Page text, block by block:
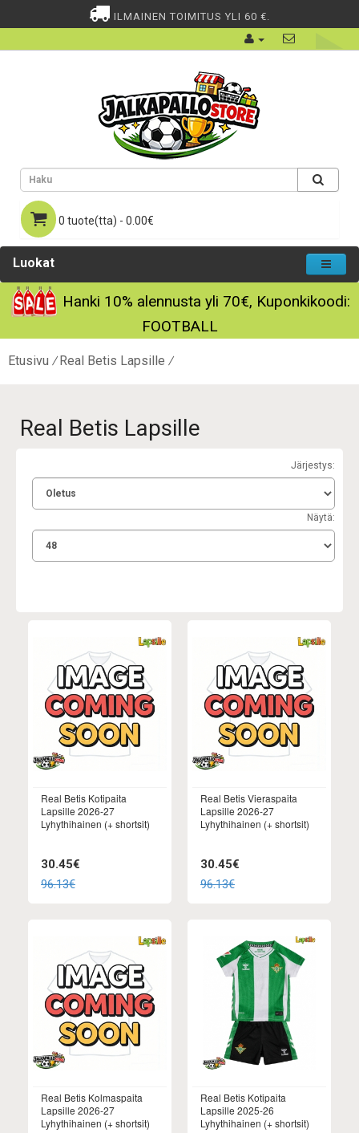
ILMAINEN TOIMITUS YLI 60 €.
0 tuote(tta) - 0.00€
Luokat
Hanki 10% alennusta yli 70€, Kuponkikoodi:
FOOTBALL
Etusivu Real Betis Lapsille
Real Betis Lapsille
Järjestys:
Näytä:
Real Betis Kotipaita
Lapsille 2026-27
Lyhythihainen (+ shortsit)
30.45€
96.13€
Real Betis Vieraspaita
Lapsille 2026-27
Lyhythihainen (+ shortsit)
30.45€
96.13€
Real Betis Kolmaspaita
Lapsille 2026-27
Lyhythihainen (+ shortsit)
Real Betis Kotipaita
Lapsille 2025-26
Lyhythihainen (+ shortsit)